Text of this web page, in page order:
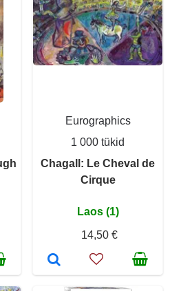
Eurographics
1 000 tükid
Chagall: Le Cheval de
Cirque
Laos (1)
14,50 €